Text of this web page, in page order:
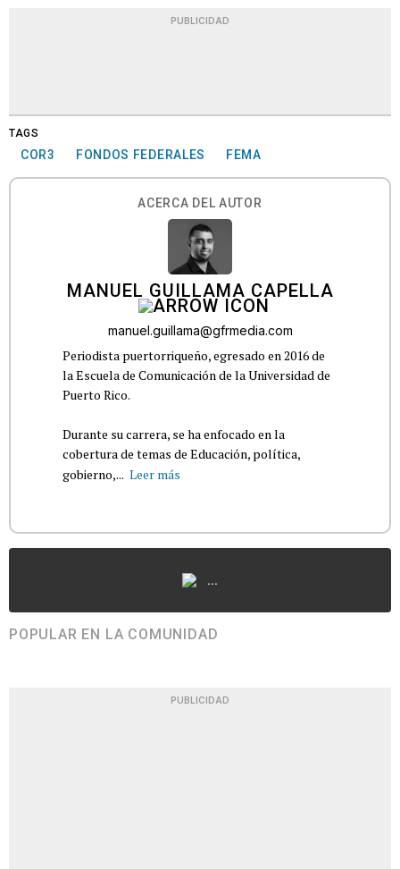
PUBLICIDAD
TAGS
COR3 FONDOS FEDERALES FEMA
ACERCA DEL AUTOR
MANUEL GUILLAMA CAPELLA
manuel.guillama@gfrmedia.com
Periodista puertorriqueño, egresado en 2016 de
la Escuela de Comunicación de la Universidad de
Puerto Rico.
Durante su carrera, se ha enfocado en la
cobertura de temas de Educación, política,
gobierno,... Leer más
...
POPULAR EN LA COMUNIDAD
PUBLICIDAD